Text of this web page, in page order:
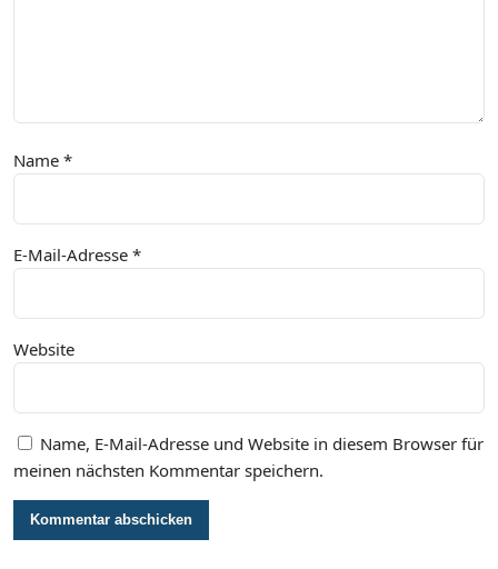
Name *
E-Mail-Adresse *
Website
Name, E-Mail-Adresse und Website in diesem Browser für
meinen nächsten Kommentar speichern.